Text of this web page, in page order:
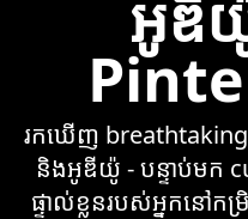
អូឌី
រកឃើញ breathtaking
និងអូឌីយ៉ូ - បន្ទាប់មក
ផ្ទាល់ខ្លួនរបស់អ្នកនៅ